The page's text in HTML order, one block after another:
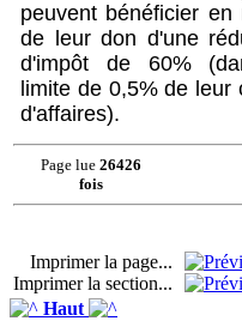
peuvent bénéficier en
de leur don d'une
d'impôt de 60%
limite de 0,5% de leur
d'affaires).
Page lue26426
fois
Imprimer la page...
Imprimer la section...
Haut